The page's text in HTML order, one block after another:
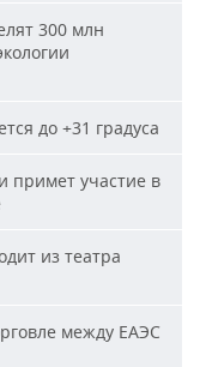
300 млн
до +31 градуса
примет участие в
из театра
между ЕАЭС